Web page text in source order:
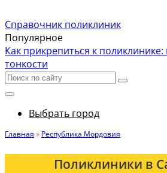
Справочник поликлиник
Популярное
Как прикрепиться к
тонкости
Выбрать город
Главная » Республика Мордовия
Поликлиники в